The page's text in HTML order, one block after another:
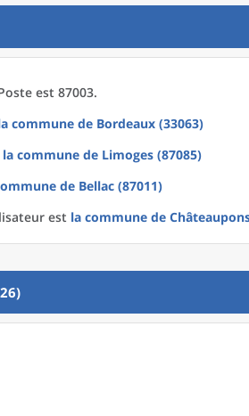
est 87003.
commune de Bordeaux (33063)
la commune de Limoges (87085)
de Bellac (87011)
est la commune de